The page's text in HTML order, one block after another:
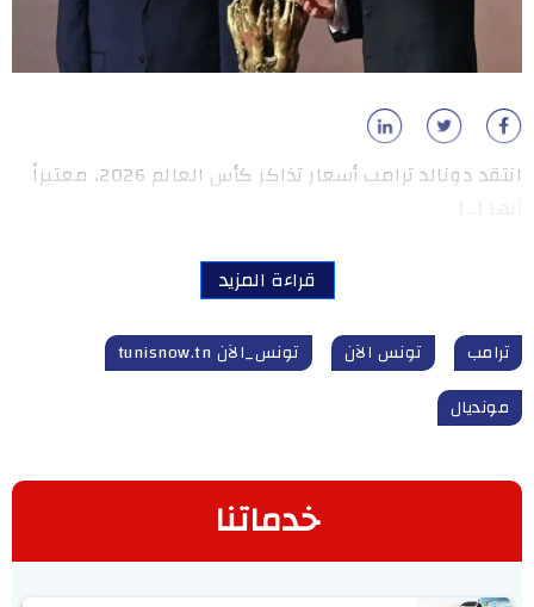
انتقد دونالد ترامب أسعار تذاكر كأس العالم 2026، معتبراً
قراءة المزيد
ترامب تونس الآن
تونس_الآن tunisnow.tn
مونديال
خدماتنا